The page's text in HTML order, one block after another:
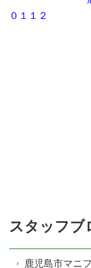
０１１２
スタッフブ
鹿児島市マニ